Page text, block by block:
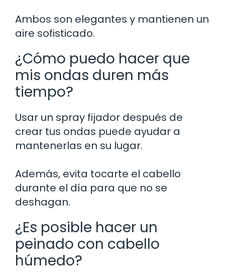
Ambos son elegantes y mantienen un
aire sofisticado.
¿Cómo puedo hacer que
mis ondas duren más
tiempo?
Usar un spray fijador después de
crear tus ondas puede ayudar a
mantenerlas en su lugar.
Además, evita tocarte el cabello
durante el día para que no se
deshagan.
¿Es posible hacer un
peinado con cabello
húmedo?